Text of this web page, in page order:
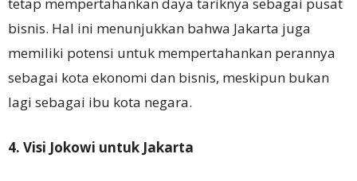
bisnis. Hal ini menunjukkan bahwa Jakarta juga
memiliki potensi untuk mempertahankan perannya
sebagai kota ekonomi dan bisnis, meskipun bukan
lagi sebagai ibu kota negara.
4. Visi Jokowi untuk Jakarta